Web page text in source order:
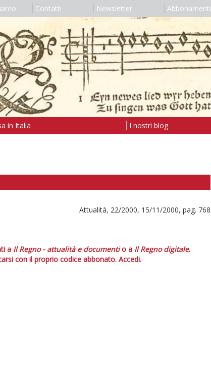
Contatti Newsletter Abbonamenti
in Italia I nostri blog
Attualità, 22/2000, 15/11/2000, pag. 768
a Il Regno - attualità e documentio a Il Regno digitale.
con il proprio codice abbonato. Accedi.